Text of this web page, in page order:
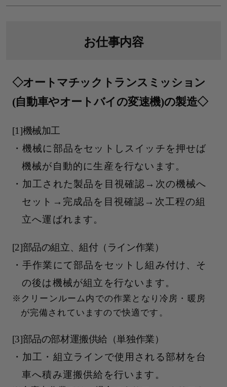
お仕事内容
◇オートマチックトランスミッション
(自動車やオートバイの変速機)の製造◇
[1]機械加工
機械に部品をセットしスイッチを押せば
機械が自動的に生産を行ないます。
加工された製品を目視確認→次の機械へ
セット→完成品を目視確認→次工程の組
立へ運ばれます。
[2]部品の組立、組付（ライン作業）
手作業にて部品をセットし組み付け、そ
の後は機械が組立を行ないます。
クリーンルーム内での作業となり冷房・暖房
が完備されていますので快適です。
[3]部品の部材運搬供給（単独作業）
加工・組立ラインで使用される部材を台
車へ積み運搬供給を行います。